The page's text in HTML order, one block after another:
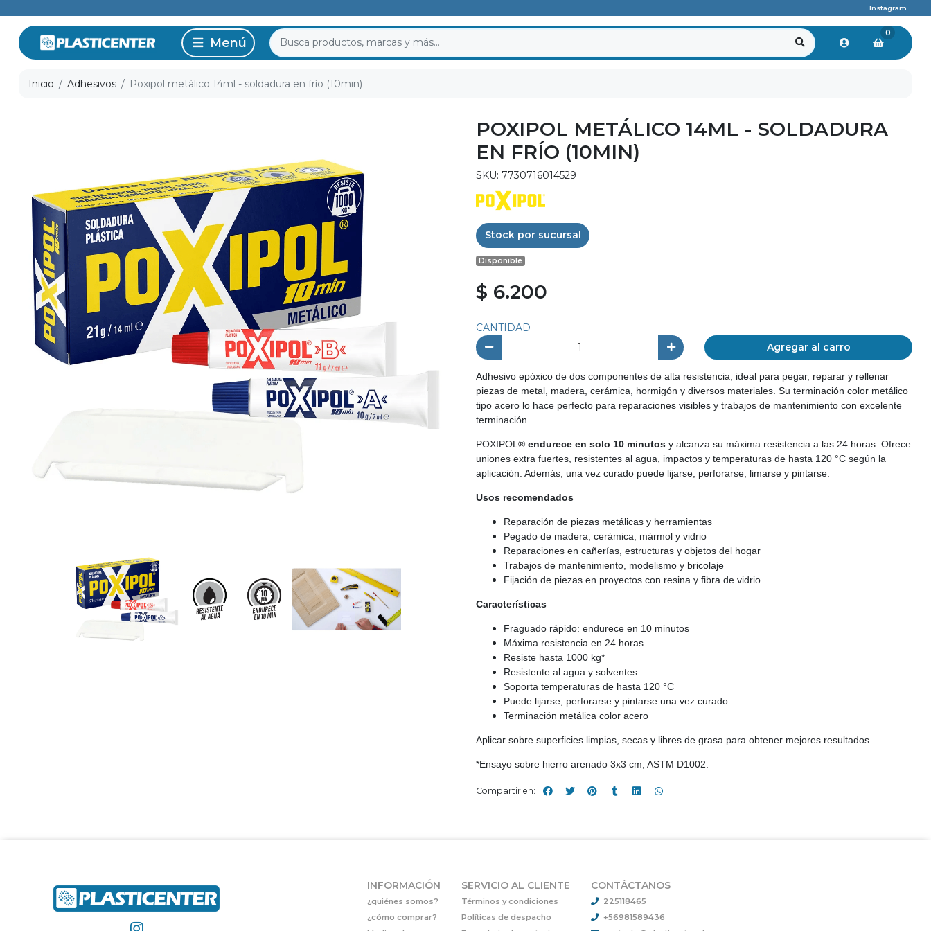
Instagram
0
Inicio Adhesivos Poxipol metálico 14ml - soldadura en frío (10min)
POXIPOL METÁLICO 14ML - SOLDADURA
EN FRÍO (10MIN)
SKU: 7730716014529
Stock por sucursal
Disponible
$ 6.200
CANTIDAD
Agregar al carro
Adhesivo epóxico de dos componentes de alta resistencia, ideal para pegar, reparar y rellenar
piezas de metal, madera, cerámica, hormigón y diversos materiales. Su terminación color metálico
tipo acero lo hace perfecto para reparaciones visibles y trabajos de mantenimiento con excelente
terminación.
POXIPOL® endurece en solo 10 minutos y alcanza su máxima resistencia a las 24 horas. Ofrece
uniones extra fuertes, resistentes al agua, impactos y temperaturas de hasta 120 °C según la
aplicación. Además, una vez curado puede lijarse, perforarse, limarse y pintarse.
Usos recomendados
Reparación de piezas metálicas y herramientas
Pegado de madera, cerámica, mármol y vidrio
Reparaciones en cañerías, estructuras y objetos del hogar
Trabajos de mantenimiento, modelismo y bricolaje
Fijación de piezas en proyectos con resina y fibra de vidrio
Características
Fraguado rápido: endurece en 10 minutos
Máxima resistencia en 24 horas
Resiste hasta 1000 kg*
Resistente al agua y solventes
Soporta temperaturas de hasta 120 °C
Puede lijarse, perforarse y pintarse una vez curado
Terminación metálica color acero
Aplicar sobre superficies limpias, secas y libres de grasa para obtener mejores resultados.
*Ensayo sobre hierro arenado 3x3 cm, ASTM D1002.
Compartir en:
INFORMACIÓN
¿quiénes somos?
¿cómo comprar?
SERVICIO AL CLIENTE
Términos y condiciones
Políticas de despacho
CONTÁCTANOS
225118465
+56981589436